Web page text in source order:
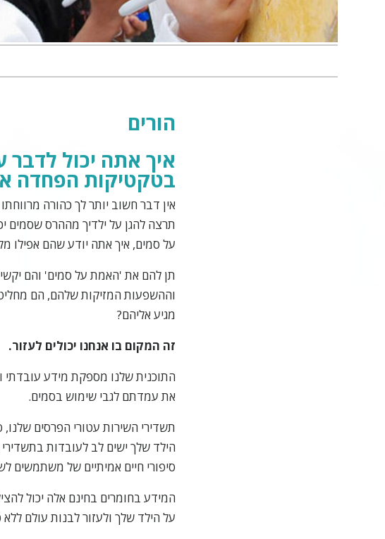
הורים
איך אתה יכול
בטקטיקות הפחדה
אין דבר חשוב יותר לך כהורה
תרצה להגן על ילדיך מההרס שסמים
על סמים, איך אתה יודע שהם אפילו
תן להם את 'האמת על סמים' והם
וההשפעות המזיקות שלהם, הם
מגיע אליהם?
זה המקום בו אנחנו יכולים לעזור.
התוכנית שלנו מספקת מידע עובדתי
את עמדתם לגבי שימוש בסמים.
תשדירי השירות עטורי הפרסים
הילד שלך ישים לב לעובדות
סיפורי חיים אמיתיים של משתמשים
המידע בחומרים בחינם אלה יכול
על הילד שלך ולעזור לבנות עולם